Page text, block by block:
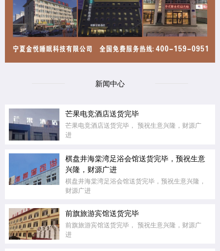
新闻中心
芒果电竞酒店送货完毕
芒果电竞酒店送货完毕， 预祝生意兴隆，财源广
进
棋盘井海棠湾足浴会馆送货完毕，预祝生意
兴隆，财源广进
棋盘井海棠湾足浴会馆送货完毕，预祝生意兴隆，
财源广进
前旗旅游宾馆送货完毕
前旗旅游宾馆送货完毕， 预祝生意兴隆，财源广
进